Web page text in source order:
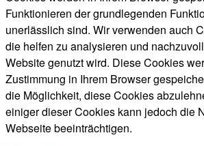
Funktionieren der grundlegenden
unerlässlich sind. Wir verwenden auch
die helfen zu analysieren und
Website genutzt wird. Diese Cookies
Zustimmung in Ihrem Browser
die Möglichkeit, diese Cookies
einiger dieser Cookies kann jedoch die
Webseite beeinträchtigen.